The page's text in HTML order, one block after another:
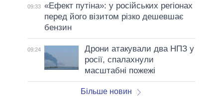
09:33 «Ефект путіна»: у російських регіонах
перед його візитом різко дешевшає
бензин
09:24
Дрони атакували два НПЗ у
росії, спалахнули
масштабні пожежі
Більше новин